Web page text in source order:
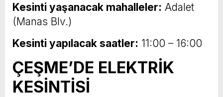
Kesinti yaşanacak mahalleler: Adalet
(Manas Blv.)
Kesinti yapılacak saatler: 11:00 – 16:00
ÇEŞME’DE ELEKTRİK
KESİNTİSİ